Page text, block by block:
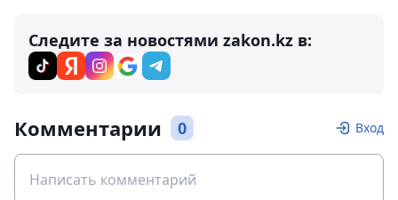
Следите за новостями zakon.kz в:
Комментарии 0 Вход